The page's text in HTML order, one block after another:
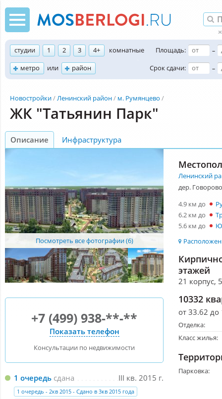
студии 1 2 3 4+
комнатные
метро
или район
Площадь:
–
Срок сдачи:
–
Новостройки Ленинский район м. Румянцево
ЖК "Татьянин Парк"
Описание Инфраструктура
Посмотреть все фотографии (6)
+7 (499) 938-**-**
Показать телефон
Консультации по недвижимости
III кв. 2015 г.
1 очередь сдана
1 очередь - 2кв 2015 - Сдано в 3кв 2015 года
Ленинский
дер.
4.9 км до
6.2 км до
5.6 км до
этажей
21 корпус,
10332
от 33.62
Отделка:
Класс жилья:
Парковка: